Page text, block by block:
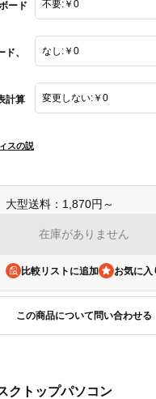
ード
、
計算
スの説
大型送料：1,870円～
在庫がありません
比較リストに追加
この商品について問い合わせる
クトップパソコン